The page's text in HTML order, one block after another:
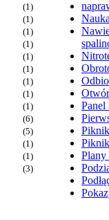
(1)
(1)
(1)
(1)
(1)
(1)
(1)
(1)
(1)
(6)
(5)
(1)
(1)
(3)
Panel
Plany